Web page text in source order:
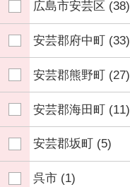
広島市安芸区 (38)
安芸郡府中町 (33)
安芸郡熊野町 (27)
安芸郡海田町 (11)
安芸郡坂町 (5)
呉市 (1)